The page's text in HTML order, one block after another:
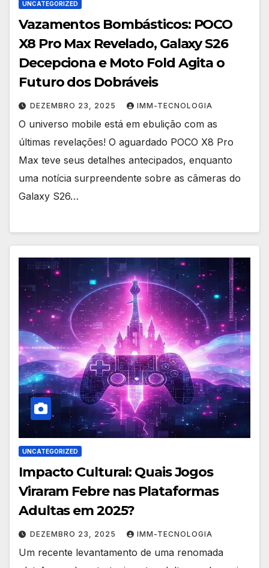
UNCATEGORIZED
Vazamentos Bombásticos: POCO
X8 Pro Max Revelado, Galaxy S26
Decepciona e Moto Fold Agita o
Futuro dos Dobráveis
DEZEMBRO 23, 2025 IMM-TECNOLOGIA
O universo mobile está em ebulição com as
últimas revelações! O aguardado POCO X8 Pro
Max teve seus detalhes antecipados, enquanto
uma notícia surpreendente sobre as câmeras do
Galaxy S26…
UNCATEGORIZED
Impacto Cultural: Quais Jogos
Viraram Febre nas Plataformas
Adultas em 2025?
DEZEMBRO 23, 2025 IMM-TECNOLOGIA
Um recente levantamento de uma renomada